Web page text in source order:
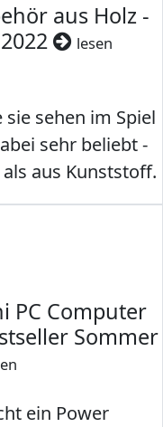
aus Holz -
lesen
sehen im Spiel
sehr beliebt -
aus Kunststoff.
PC Computer
Sommer
ein Power